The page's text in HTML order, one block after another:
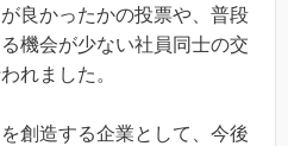
良かったかの投票や、普段
機会が少ない社員同士の交
れました。
創造する企業として、今後